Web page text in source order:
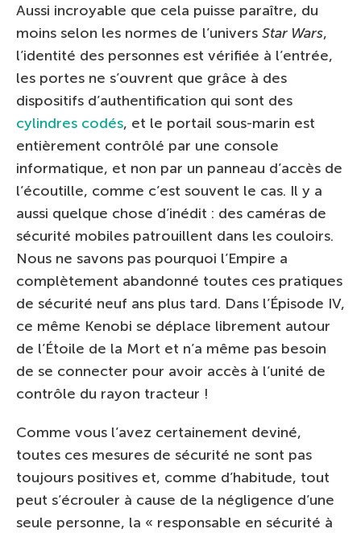
Aussi incroyable que cela puisse paraître, du
moins selon les normes de l’univers Star Wars,
l’identité des personnes est vérifiée à l’entrée,
les portes ne s’ouvrent que grâce à des
dispositifs d’authentification qui sont des
cylindres codés, et le portail sous-marin est
entièrement contrôlé par une console
informatique, et non par un panneau d’accès de
l’écoutille, comme c’est souvent le cas. Il y a
aussi quelque chose d’inédit : des caméras de
sécurité mobiles patrouillent dans les couloirs.
Nous ne savons pas pourquoi l’Empire a
complètement abandonné toutes ces pratiques
de sécurité neuf ans plus tard. Dans l’Épisode IV,
ce même Kenobi se déplace librement autour
de l’Étoile de la Mort et n’a même pas besoin
de se connecter pour avoir accès à l’unité de
contrôle du rayon tracteur !
Comme vous l’avez certainement deviné,
toutes ces mesures de sécurité ne sont pas
toujours positives et, comme d’habitude, tout
peut s’écrouler à cause de la négligence d’une
seule personne, la « responsable en sécurité à